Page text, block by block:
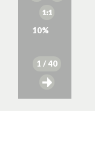
10%
1 / 40